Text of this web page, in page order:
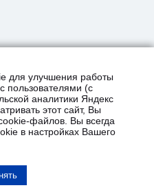
для улучшения работы
пользователями (с
аналитики Яндекс
этот сайт, Вы
файлов. Вы всегда
в настройках Вашего